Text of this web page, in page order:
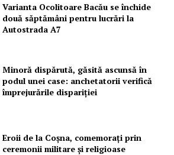
Varianta Ocolitoare Bacău se închide
două săptămâni pentru lucrări la
Autostrada A7
Minoră dispărută, găsită ascunsă în
podul unei case: anchetatorii verifică
împrejurările dispariției
Eroii de la Coșna, comemorați prin
ceremonii militare și religioase